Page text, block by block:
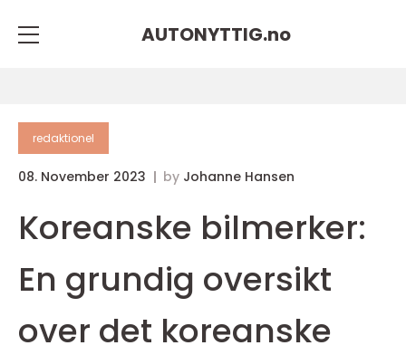
AUTONYTTIG.no
redaktionel
08. November 2023 by Johanne Hansen
Koreanske bilmerker:
En grundig oversikt
over det koreanske